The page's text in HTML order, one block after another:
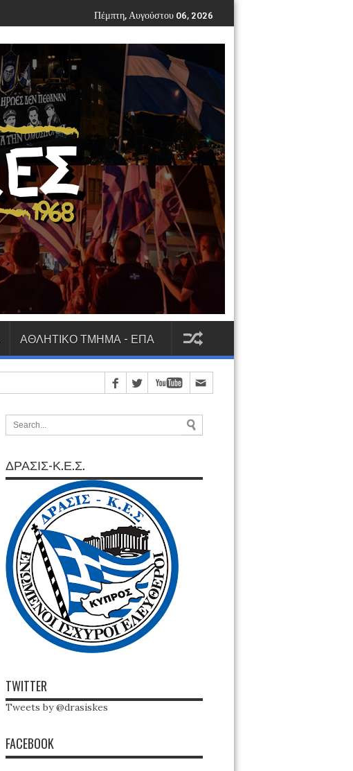
Πέμπτη, Αυγούστου 06, 2026
ΑΘΛΗΤΙΚΟ ΤΜΗΜΑ - ΕΠΑ
ΔΡΑΣΙΣ-Κ.Ε.Σ.
TWITTER
Tweets by @drasiskes
FACEBOOK